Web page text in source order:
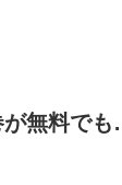
が無料で